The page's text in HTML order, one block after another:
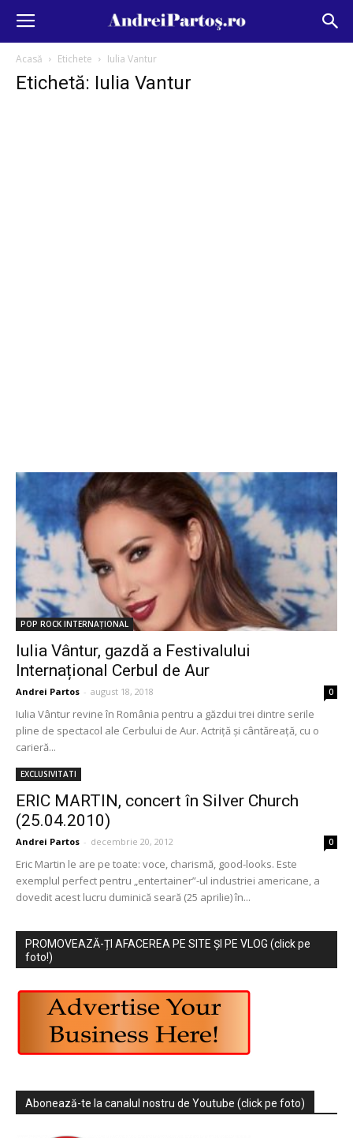
Acasă Etichete Iulia Vantur
Etichetă: Iulia Vantur
POP ROCK INTERNAȚIONAL
Iulia Vântur, gazdă a Festivalului
Internațional Cerbul de Aur
Andrei Partos - august 18, 2018 0
Iulia Vântur revine în România pentru a găzdui trei dintre serile
pline de spectacol ale Cerbului de Aur. Actriță și cântăreață, cu o
carieră...
EXCLUSIVITATI
ERIC MARTIN, concert în Silver Church
(25.04.2010)
Andrei Partos - decembrie 20, 2012 0
Eric Martin le are pe toate: voce, charismă, good-looks. Este
exemplul perfect pentru „entertainer”-ul industriei americane, a
dovedit acest lucru duminică seară (25 aprilie) în...
PROMOVEAZĂ-ȚI AFACEREA PE SITE ȘI PE VLOG (click pe
foto!)
Abonează-te la canalul nostru de Youtube (click pe foto)